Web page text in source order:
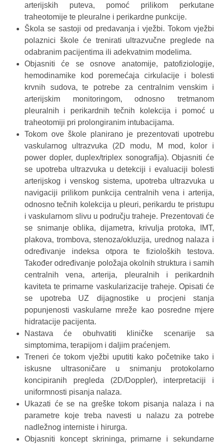
arterijskih puteva, pomoć prilikom perkutane
traheotomije te pleuralne i perikardne punkcije.
Škola se sastoji od predavanja i vježbi. Tokom vježbi
polaznici škole će trenirati ultrazvučne preglede na
odabranim pacijentima ili adekvatnim modelima.
Objasniti će se osnove anatomije, patofiziologije,
hemodinamike kod poremećaja cirkulacije i bolesti
krvnih sudova, te potrebe za centralnim venskim i
arterijskim monitoringom, odnosno tretmanom
pleuralnih i perikardnih tečnih kolekcija i pomoć u
traheotomiji pri prolongiranim intubacijama.
Tokom ove škole planirano je prezentovati upotrebu
vaskularnog ultrazvuka (2D modu, M mod, kolor i
power dopler, duplex/triplex sonografija). Objasniti će
se upotreba ultrazvuka u detekciji i evaluaciji bolesti
arterijskog i venskog sistema, upotreba ultrazvuka u
navigaciji prilikom punkcija centralnih vena i arterija,
odnosno tečnih kolekcija u pleuri, perikardu te pristupu
i vaskularnom slivu u području traheje. Prezentovati će
se snimanje oblika, dijametra, krivulja protoka, IMT,
plakova, trombova, stenoza/okluzija, urednog nalaza i
određivanje indeksa otpora te fizioloških testova.
Također određivanje položaja okolnih struktura i samih
centralnih vena, arterija, pleuralnih i perikardnih
kaviteta te primarne vaskularizacije traheje. Opisati će
se upotreba UZ dijagnostike u procjeni stanja
popunjenosti vaskularne mreže kao posredne mjere
hidratacije pacijenta.
Nastava će obuhvatiti kliničke scenarije sa
simptomima, terapijom i daljim praćenjem.
Treneri će tokom vježbi uputiti kako početnike tako i
iskusne ultrasoničare u snimanju protokolarno
koncipiranih pregleda (2D/Doppler), interpretaciji i
uniformnosti pisanja nalaza.
Ukazati će se na greške tokom pisanja nalaza i na
parametre koje treba navesti u nalazu za potrebe
nadležnog interniste i hirurga.
Objasniti koncept skrininga, primarne i sekundarne